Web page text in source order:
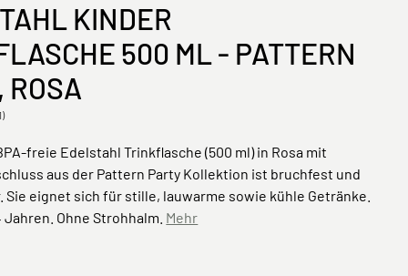
KINDER
500 ML - PATTERN
ROSA
freie Edelstahl Trinkflasche (500 ml) in Rosa mit
aus der Pattern Party Kollektion ist bruchfest und
Sie eignet sich für stille, lauwarme sowie kühle Getränke.
Ohne Strohhalm. Mehr